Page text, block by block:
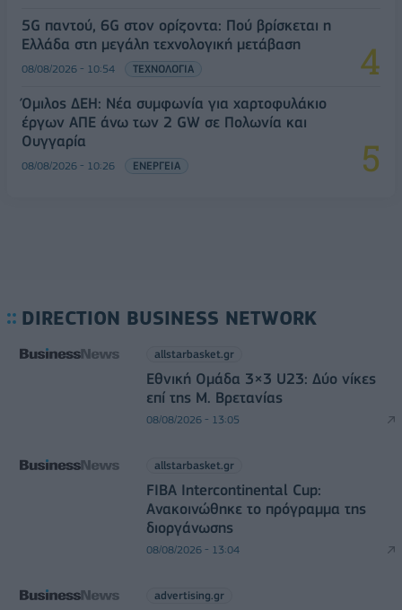
5G παντού, 6G στον ορίζοντα: Πού βρίσκεται η
Ελλάδα στη μεγάλη τεχνολογική μετάβαση
08/08/2026 - 10:54 ΤΕΧΝΟΛΟΓΙΑ
Όμιλος ΔΕΗ: Νέα συμφωνία για χαρτοφυλάκιο
έργων ΑΠΕ άνω των 2 GW σε Πολωνία και
Ουγγαρία
08/08/2026 - 10:26 ΕΝΕΡΓΕΙΑ
DIRECTION BUSINESS NETWORK
allstarbasket.gr
Εθνική Ομάδα 3×3 U23: Δύο νίκες
επί της Μ. Βρετανίας
08/08/2026 - 13:05
allstarbasket.gr
FIBA Intercontinental Cup:
Ανακοινώθηκε το πρόγραμμα της
διοργάνωσης
08/08/2026 - 13:04
advertising.gr